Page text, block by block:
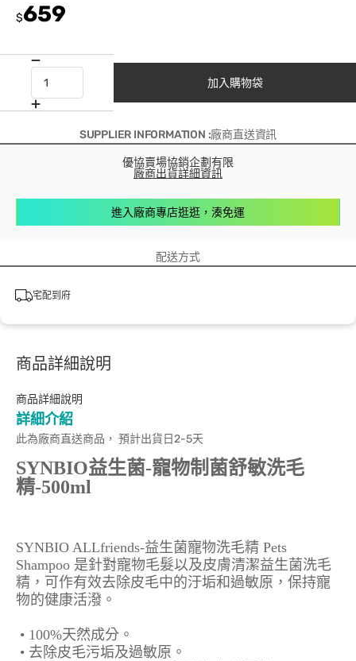
$659
加入購物袋
SUPPLIER INFORMATION :廠商直送資訊
優協賣場協銷企劃有限
廠商出貨詳細資訊
進入廠商專店逛逛，湊免運
配送方式
宅配到府
商品詳細說明
商品詳細說明
詳細介紹
此為廠商直送商品， 預計出貨日2-5天
SYNBIO益生菌-寵物制菌舒敏洗毛
精-500ml
SYNBIO ALLfriends-益生菌寵物洗毛精 Pets
Shampoo 是針對寵物毛髮以及皮膚清潔益生菌洗毛
精，可作有效去除皮毛中的汙垢和過敏原，保持寵
物的健康活潑。
• 100%天然成分。
• 去除皮毛污垢及過敏原。